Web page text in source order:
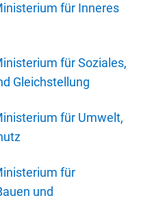
für Inneres
für Soziales,
Gleichstellung
für Umwelt,
für
und